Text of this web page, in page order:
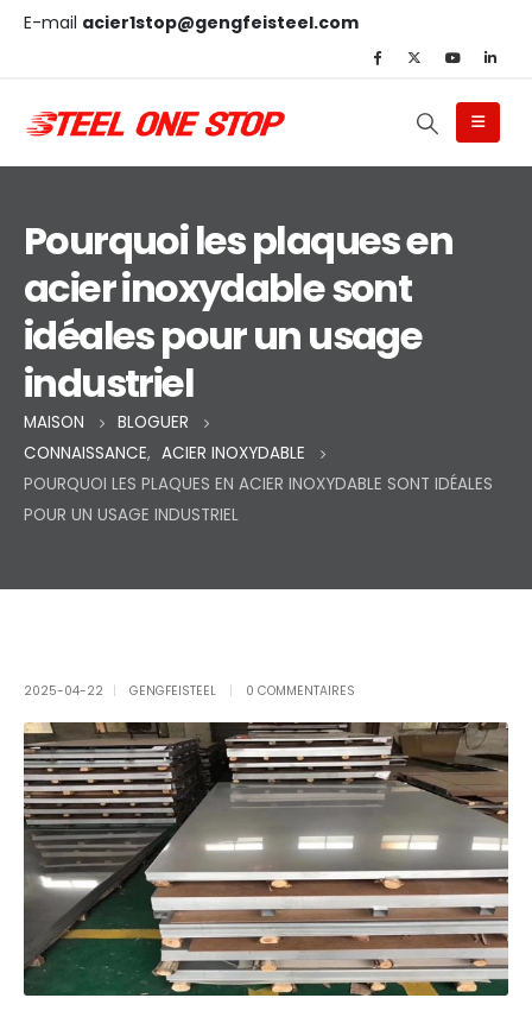
E-mail acier1stop@gengfeisteel.com
Pourquoi les plaques en
acier inoxydable sont
idéales pour un usage
industriel
MAISON
BLOGUER
CONNAISSANCE, ACIER INOXYDABLE
POURQUOI LES PLAQUES EN ACIER INOXYDABLE SONT IDÉALES
POUR UN USAGE INDUSTRIEL
2025-04-22 GENGFEISTEEL 0 COMMENTAIRES